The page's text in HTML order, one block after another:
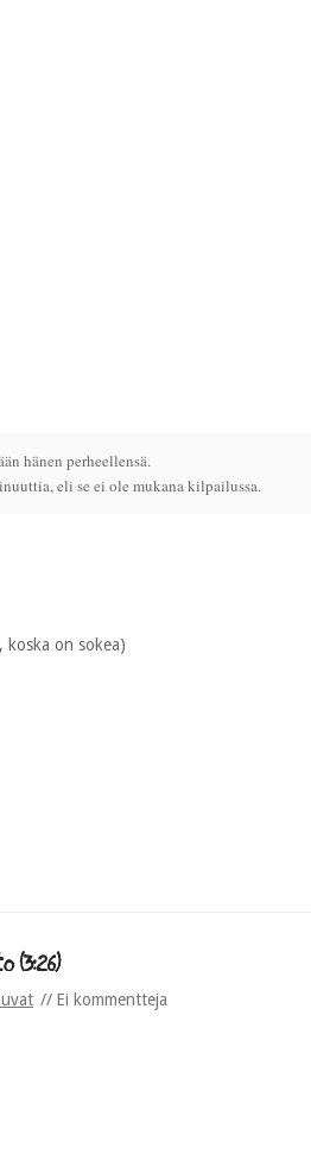
hänen perheellensä.
eli se ei ole mukana kilpailussa.
koska on sokea)
(3:26)
Ei kommentteja